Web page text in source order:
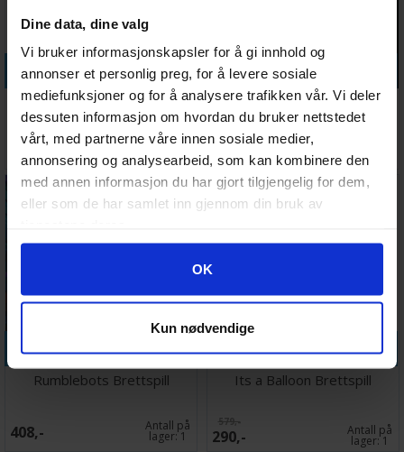
Dine data, dine valg
Vi bruker informasjonskapsler for å gi innhold og
annonser et personlig preg, for å levere sosiale
mediefunksjoner og for å analysere trafikken vår. Vi deler
dessuten informasjon om hvordan du bruker nettstedet
vårt, med partnerne våre innen sosiale medier,
annonsering og analysearbeid, som kan kombinere den
med annen informasjon du har gjort tilgjengelig for dem,
eller som de har samlet inn gjennom din bruk av
Googles retningslinjer for personvern
OK
Kun nødvendige
Legg i handlekurven
Hard to Get Brettspill
258,- Antall på
lager:10
Legg i handlekurven
AI Space Puzzle Brettspill
358,- lager:
Legg i handlekurven
Rumblebots Brettspill
408,- Antall på
lager:1
Legg i handlekurven
50%
Its a Balloon Brettspill
290,- Antall på
lager:1